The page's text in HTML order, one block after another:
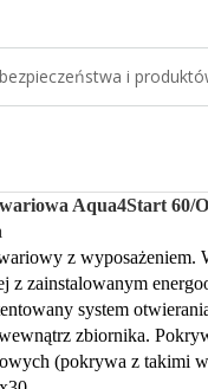
i
Aqua4Start 60/
z wyposażeniem.
z zainstalowanym
system
zbiornika.
(pokrywa z takimi